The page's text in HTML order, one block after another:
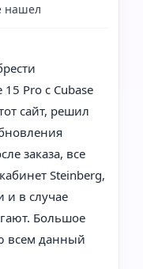
нашел
Pro с Cubase
сайт, решил
заказа, все
Steinberg,
и в случае
Большое
всем данный